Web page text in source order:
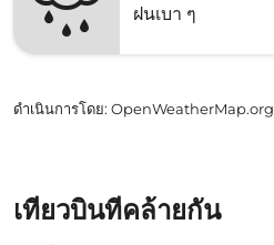
ฝนเบา ๆ
ดำเนินการโดย: OpenWeatherMap.org
เที่ยวบินที่คล้ายกัน